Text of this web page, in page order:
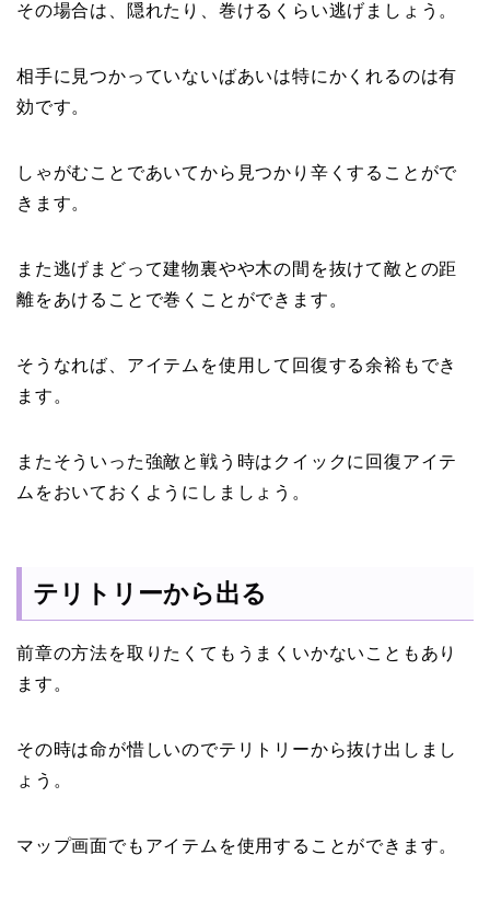
その場合は、隠れたり、巻けるくらい逃げましょう。
相手に見つかっていないばあいは特にかくれるのは有
効です。
しゃがむことであいてから見つかり辛くすることがで
きます。
また逃げまどって建物裏やや木の間を抜けて敵との距
離をあけることで巻くことができます。
そうなれば、アイテムを使用して回復する余裕もでき
ます。
またそういった強敵と戦う時はクイックに回復アイテ
ムをおいておくようにしましょう。
テリトリーから出る
前章の方法を取りたくてもうまくいかないこともあり
ます。
その時は命が惜しいのでテリトリーから抜け出しまし
ょう。
マップ画面でもアイテムを使用することができます。